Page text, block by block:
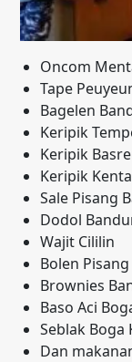
Oncom
Tape
Bagelen
Keripik
Keripik
Keripik
Sale Pisang
Dodol
Wajit Cililin
Bolen Pisang
Brownies
Baso Aci
Seblak Boga
Dan